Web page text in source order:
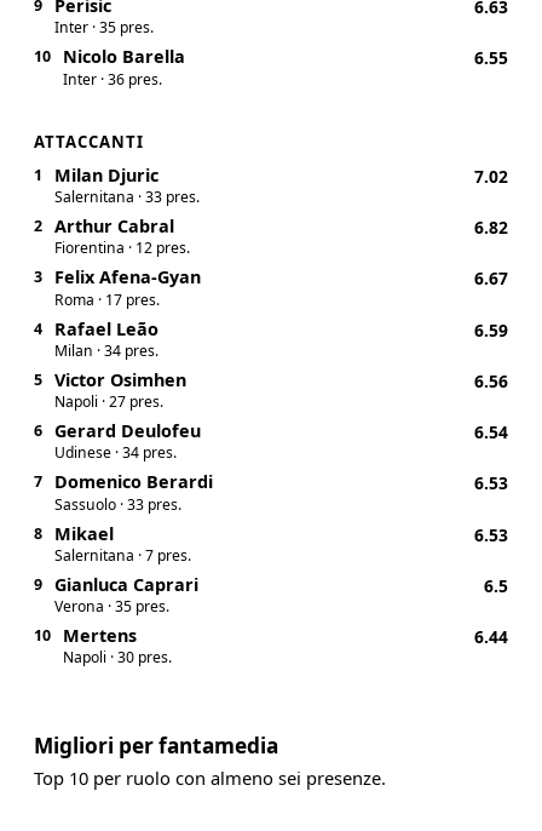
9 Perisic
Inter · 35 pres.
6.63
10 Nicolo Barella
Inter · 36 pres.
6.55
ATTACCANTI
1 Milan Djuric
Salernitana · 33 pres.
7.02
2 Arthur Cabral
Fiorentina · 12 pres.
6.82
3 Felix Afena-Gyan
Roma · 17 pres.
6.67
4 Rafael Leão
Milan · 34 pres.
6.59
5 Victor Osimhen
Napoli · 27 pres.
6.56
6 Gerard Deulofeu
Udinese · 34 pres.
6.54
7 Domenico Berardi
Sassuolo · 33 pres.
6.53
8 Mikael
Salernitana · 7 pres.
6.53
9 Gianluca Caprari
Verona · 35 pres.
6.5
10 Mertens
Napoli · 30 pres.
6.44
Migliori per fantamedia
Top 10 per ruolo con almeno sei presenze.